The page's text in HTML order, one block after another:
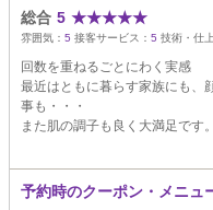
総合 5 ★★★★★
雰囲気： 5 接客サービス： 5 技術・仕
回数を重ねるごとにわく実感
最近はともに暮らす家族にも、
事も・・・
また肌の調子も良く大満足です。
予約時のクーポン・メニュ